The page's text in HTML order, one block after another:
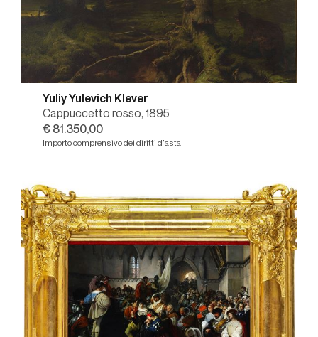
Yuliy Yulevich Klever
Cappuccetto rosso, 1895
€ 81.350,00
Importo comprensivo dei diritti d'asta